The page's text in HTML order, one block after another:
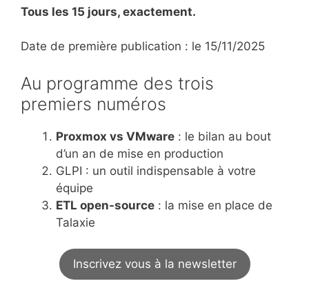
Tous les 15 jours, exactement.
Date de première publication : le 15/11/2025
Au programme des trois
premiers numéros
Proxmox vs VMware : le bilan au bout
d’un an de mise en production
GLPI : un outil indispensable à votre
équipe
ETL open-source : la mise en place de
Talaxie
Inscrivez vous à la newsletter